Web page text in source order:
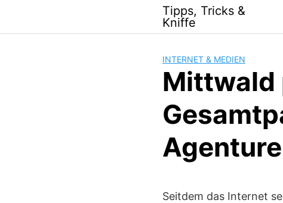
content
Tipps, Tricks &
Kniffe
INTERNET & MEDIEN
Mittwald
Seitdem das Internet